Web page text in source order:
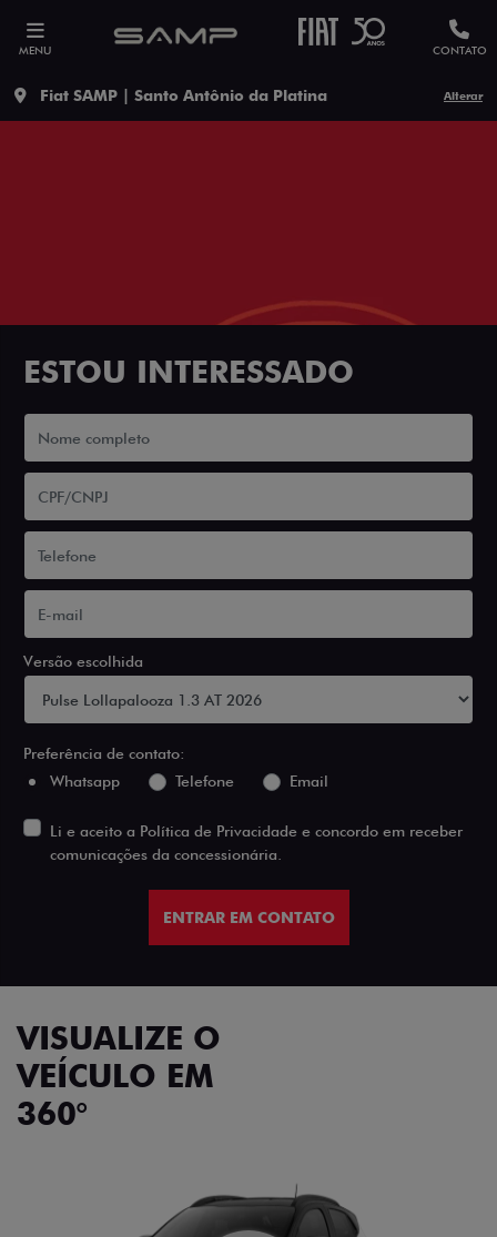
MENU CONTATO
Fiat SAMP | Santo Antônio da Platina Alterar
ESTOU INTERESSADO
Versão escolhida
Preferência de contato:
Whatsapp
Telefone Email
Li e aceito a Política de Privacidade e concordo em receber
comunicações da concessionária.
ENTRAR EM CONTATO
VISUALIZE O
VEÍCULO EM
360°